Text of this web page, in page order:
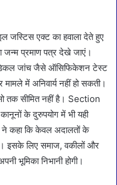
जस्टिस एक्ट का हवाला देते हुए
प्रमाण पत्र देखे जाएं।
जांच जैसे ऑसिफिकेशन टेस्ट
में अनिवार्य नहीं हो सकती।
तक सीमित नहीं है। Section
के दुरुपयोग में भी यही
ने कहा कि केवल अदालतों के
इसके लिए समाज, वकीलों और
भूमिका निभानी होगी।